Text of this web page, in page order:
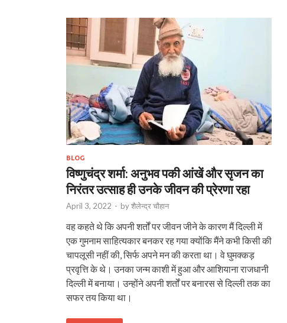
BLOG
विष्णुचंद्र शर्मा: अनुभव पकी आंखें और सृजन का
निरंतर उत्साह ही उनके जीवन की प्रेरणा रहा
April 3, 2022 - byशैलेन्द्र चौहान
वह कहते थे कि अपनी शर्तों पर जीवन जीने के कारण मैं दिल्ली में
एक गुमनाम साहित्यकार बनकर रह गया क्योंकि मैंने कभी किसी की
चापलूसी नहीं की, सिर्फ अपने मन की करता था। वे घुमक्कड़
प्रवृत्ति के थे। उनका जन्म काशी में हुआ और आशियाना राजधानी
दिल्ली में बनाया। उन्होंने अपनी शर्तों पर बनारस से दिल्ली तक का
सफर तय किया था।